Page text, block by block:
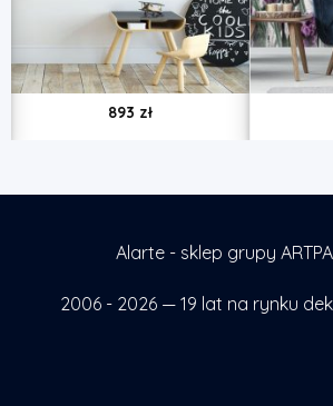
893 zł
Alarte - sklep grupy
2006 - 2026 — 19 lat na rynku